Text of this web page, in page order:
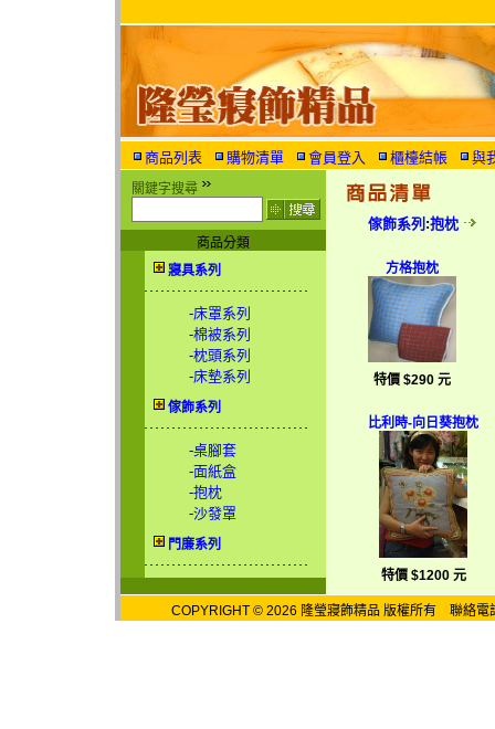
商品列表 購物清單 會員登入 櫃檯結帳 與
關鍵字搜尋
商品分類
寢具系列
-床罩系列
-棉被系列
-枕頭系列
-床墊系列
傢飾系列
-桌腳套
-面紙盒
-抱枕
-沙發罩
門廉系列
傢飾系列 :抱枕
方格抱枕
特價 $290 元
比利時-向日葵抱枕
特價 $1200 元
COPYRIGHT © 2026 隆瑩寢飾精品 版權所有 聯絡